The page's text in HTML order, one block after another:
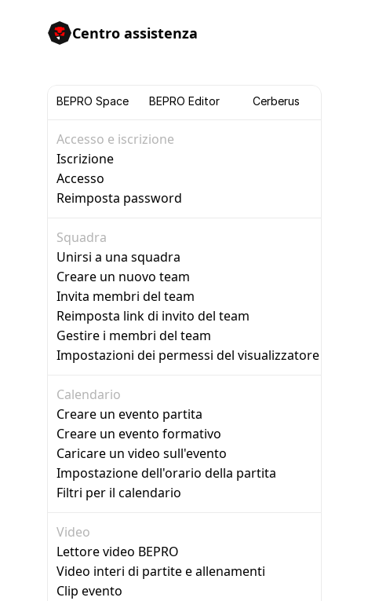
Centro assistenza
BEPRO Space BEPRO Editor Cerberus
Accesso e iscrizione
Iscrizione
Accesso
Reimposta password
Squadra
Unirsi a una squadra
Creare un nuovo team
Invita membri del team
Reimposta link di invito del team
Gestire i membri del team
Impostazioni dei permessi del visualizzatore
Calendario
Creare un evento partita
Creare un evento formativo
Caricare un video sull'evento
Impostazione dell'orario della partita
Filtri per il calendario
Video
Lettore video BEPRO
Video interi di partite e allenamenti
Clip evento